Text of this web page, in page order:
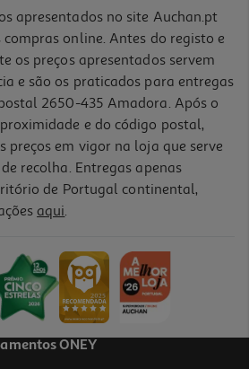
Ti-84 Plus
apresentados no site Auchan.pt
online. Antes do registo e
os preços apresentados servem
e são os praticados para entregas
2650-435 Amadora. Após o
e do código postal,
preços em vigor na loja que serve
recolha. Entregas apenas
de Portugal continental,
aqui.
ONEY